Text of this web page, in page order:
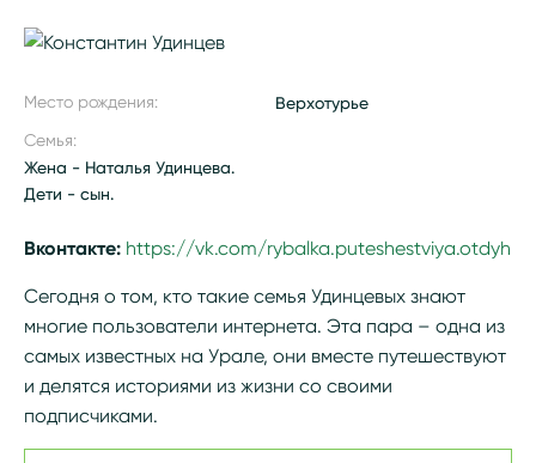
Место рождения: Верхотурье
Семья:
Жена - Наталья Удинцева.
Дети - сын.
Вконтакте: https://vk.com/rybalka.puteshestviya.otdyh
Сегодня о том, кто такие семья Удинцевых знают
многие пользователи интернета. Эта пара – одна из
самых известных на Урале, они вместе путешествуют
и делятся историями из жизни со своими
подписчиками.